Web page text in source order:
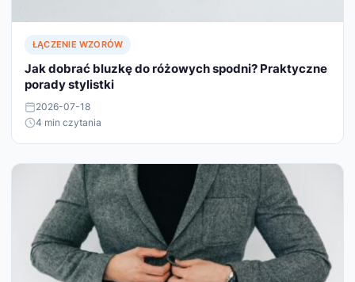
ŁĄCZENIE WZORÓW
Jak dobrać bluzkę do różowych spodni? Praktyczne
porady stylistki
2026-07-18
4 min czytania